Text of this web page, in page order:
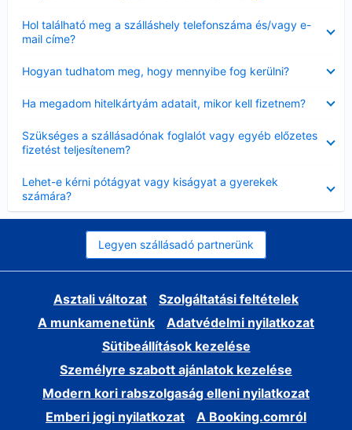
Hol található meg a szálláshely telefonszáma és/vagy e-
mail címe?
Hogyan tudhatom meg, hogy mennyibe fog kerülni?
Ha megadom hitelkártyám adatait, mikor kell fizetnem?
Szükséges a szállásadónak foglalót vagy egyéb előzetes
fizetést teljesítenem?
Lehet-e kérni pótágyat vagy kiságyat a gyerekek
számára?
Legyen szállásadó partnerünk
Asztali változat
Szolgáltatási feltételek
A munkamenetünk
Adatvédelmi nyilatkozat
Sütibeállítások kezelése
Személyre szabott ajánlatok kezelése
Modern kori rabszolgaság elleni nyilatkozat
Emberi jogi nyilatkozat
A Booking.comról